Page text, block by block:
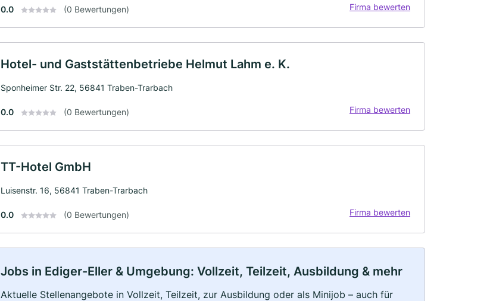
0.0 (0 Bewertungen) Firma bewerten
Hotel- und Gaststättenbetriebe Helmut Lahm e. K.
Sponheimer Str. 22, 56841 Traben-Trarbach
0.0 (0 Bewertungen) Firma bewerten
TT-Hotel GmbH
Luisenstr. 16, 56841 Traben-Trarbach
0.0 (0 Bewertungen) Firma bewerten
Jobs in Ediger-Eller & Umgebung: Vollzeit, Teilzeit, Ausbildung & mehr
Aktuelle Stellenangebote in Vollzeit, Teilzeit, zur Ausbildung oder als Minijob – auch für